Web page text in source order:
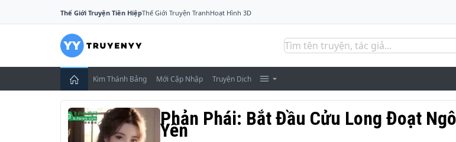
Thế Giới Truyện Tiên HiệpThế Giới Truyện TranhHoạt Hình 3D
Kim Thánh Bảng Mới Cập Nhập Truyện Dịch
Phản Phái: Bắt Đầu Cửu Long Đoạt
Yên